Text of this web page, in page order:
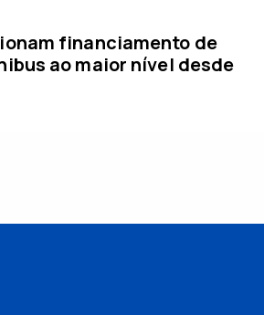
financiamento de
ao maior nível desde